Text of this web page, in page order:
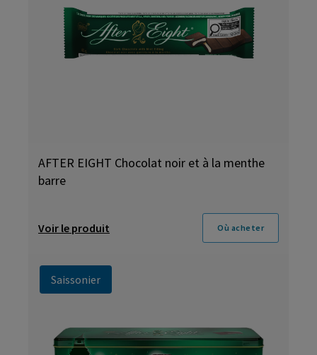
AFTER EIGHT Chocolat noir et à la menthe
barre
Voir le produit Où acheter
Saissonier